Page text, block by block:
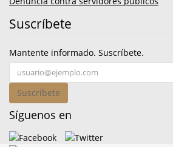
Suscríbete
Mantente informado. Suscríbete.
Suscríbete
Síguenos en